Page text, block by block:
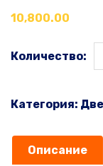
10,800.00
Количество:
3
з
Категория:
Описание